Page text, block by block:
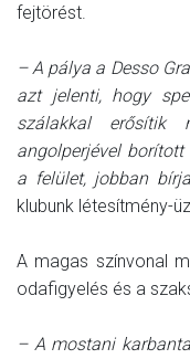
fejtörést.
– A pálya a Desso
azt jelenti, hogy
szálakkal erősítik
angolperjével
a felület, jobban
klubunk létesítmény-
A magas színvonal
odafigyelés és a
– A mostani